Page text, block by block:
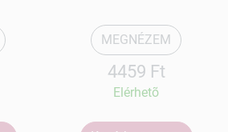
MEGNÉZEM
4459 Ft
Elérhetõ